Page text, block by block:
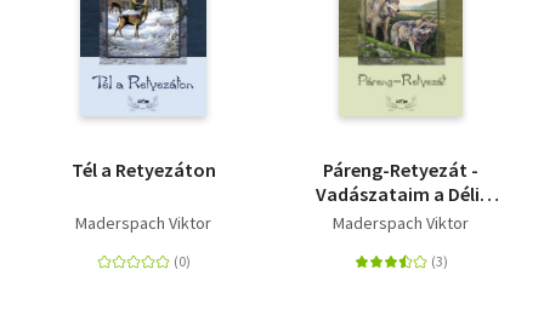
Tél a Retyezáton
Maderspach Viktor
Páreng-Retyezát -
Vadászataim a Déli-
Kárpátokban
Maderspach Viktor